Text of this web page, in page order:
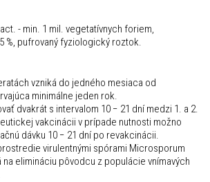
- min. 1 mil. vegetatívnych foriem,
%, pufrovaný fyziologický roztok.
vzniká do jedného mesiaca od
minimálne jeden rok.
dvakrát s intervalom 10 − 21 dní medzi 1. a 2.
vakcinácii v prípade nutnosti možno
dávku 10 − 21 dní po revakcinácii.
virulentnými spórami Microsporum
elimináciu pôvodcu z populácie vnímavých